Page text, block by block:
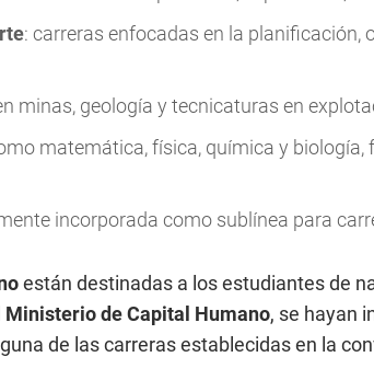
: carreras enfocadas en la planificación,
minas, geología y tecnicaturas en
matemática, física, química y
incorporada como sublínea para
están destinadas a los estudiantes de
Ministerio de Capital Humano, se hayan
de las carreras establecidas en la